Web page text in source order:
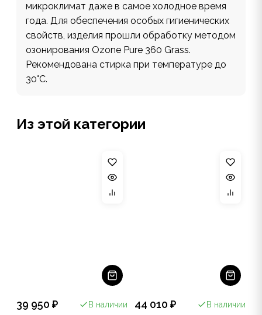
микроклимат даже в самое холодное время
года. Для обеспечения особых гигиенических
свойств, изделия прошли обработку методом
озонирования Ozone Pure 360 Grass.
Рекомендована стирка при температуре до
30°С.
Из этой категории
39 950 ₽ В наличии 44 010 ₽ В наличии